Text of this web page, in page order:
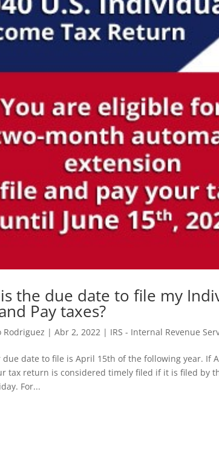
the due date to file my
Pay taxes?
Rodriguez |Abr 2, 2022 | IRS - Internal Revenue
due date to file is April 15th of the following year. If
tax return is considered timely filed if it is filed by
For...